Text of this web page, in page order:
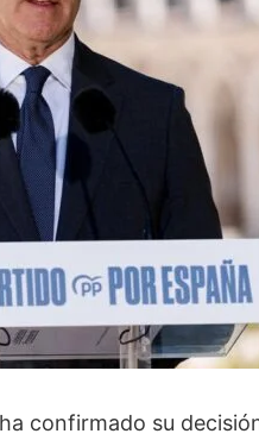
confirmado su